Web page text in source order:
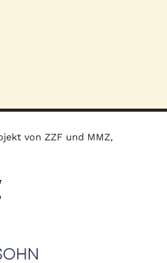
von ZZF und MMZ,